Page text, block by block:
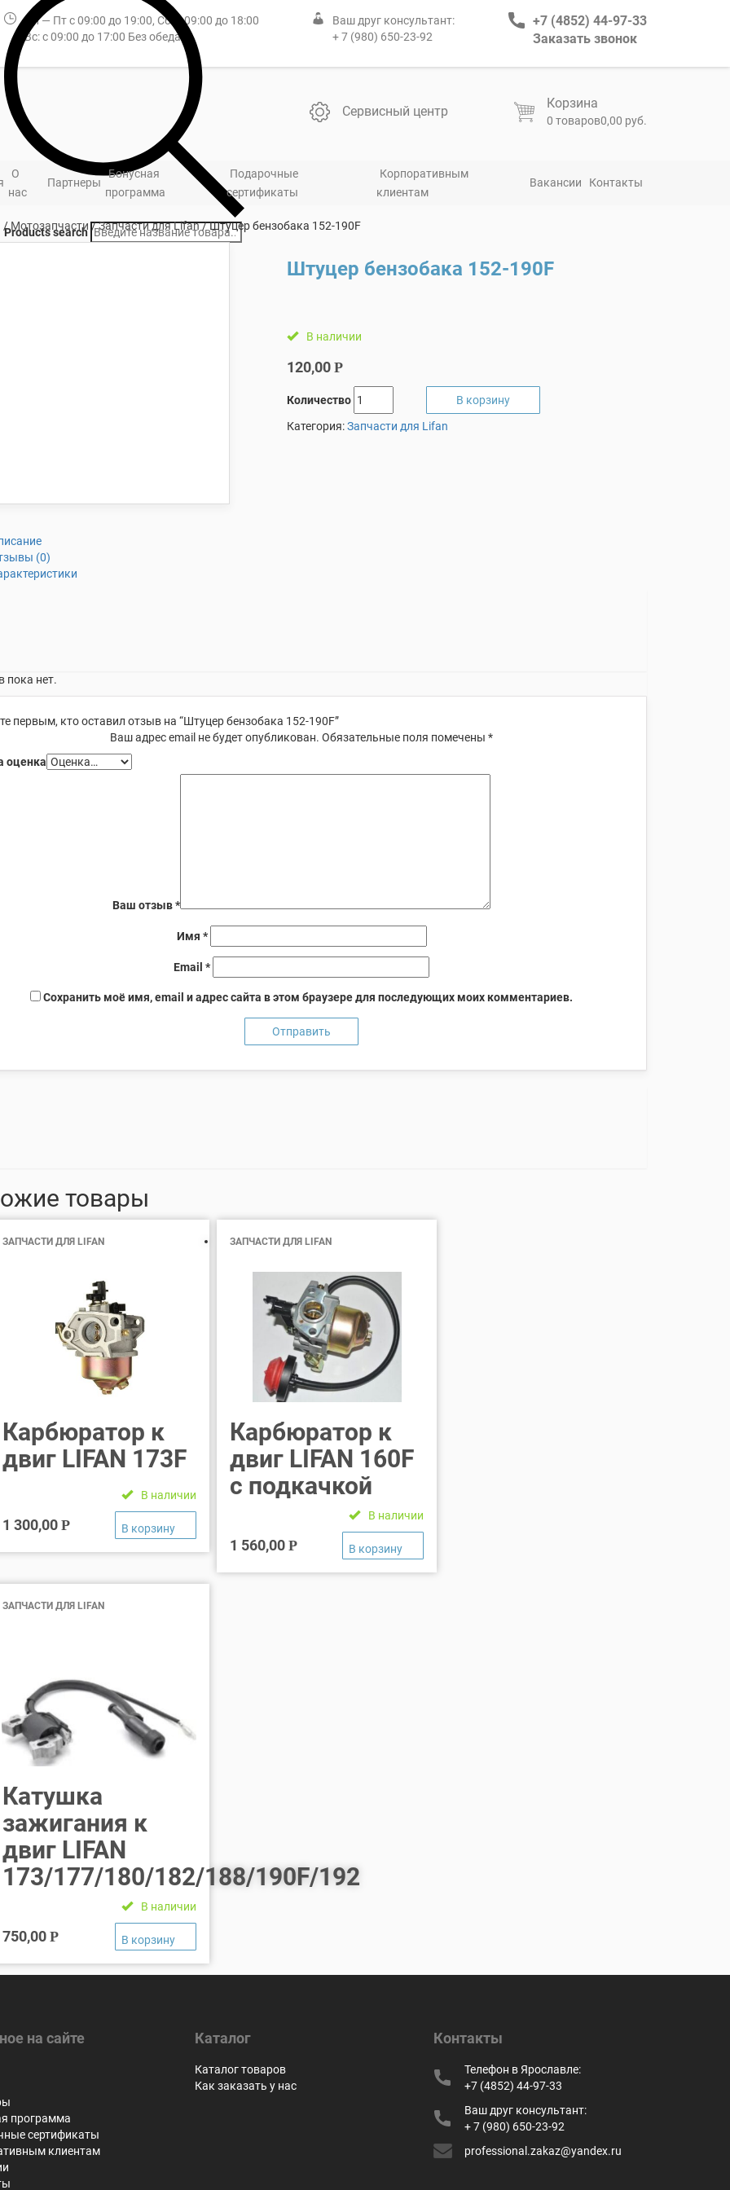
Пн — Пт с 09:00 до 19:00, Сб: с 09:00 до 18:00
Вс: с 09:00 до 17:00 Без обеда
Ваш друг консультант:
+ 7 (980) 650-23-92
+7 (4852) 44-97-33
Заказать звонок
Products search
Сервисный центр
Корзина
0 товаров0,00 руб.
О
нас
Партнеры
Бонусная
программа
Подарочные
сертификаты
Корпоративным
клиентам
Вакансии Контакты
/Мотозапчасти/Запчасти для Lifan/ Штуцер бензобака 152-190F
Штуцер бензобака 152-190F
В наличии
120,00Р
Количество
В корзину
Категория:Запчасти для Lifan
(0)
пока нет.
первым, кто оставил отзыв на “Штуцер бензобака 152-190F”
Ваш адрес email не будет опубликован. Обязательные поля помечены*
оценка
Ваш отзыв*
Имя *
Email*
Сохранить моё имя, email и адрес сайта в этом браузере для последующих моих комментариев.
товары
ЗАПЧАСТИ ДЛЯ LIFAN
Карбюратор к
двиг LIFAN 173F
В наличии
1 300,00 Р
ЗАПЧАСТИ ДЛЯ LIFAN
Карбюратор к
двиг LIFAN 160F
с подкачкой
В наличии
1 560,00Р
ЗАПЧАСТИ ДЛЯ LIFAN
Катушка
зажигания к
двиг LIFAN
173/177/180/182/188/190F/192
В наличии
750,00 Р
на сайте
программа
сертификаты
клиентам
Каталог
Каталог товаров
Как заказать у нас
Контакты
Телефон в Ярославле:
+7 (4852) 44-97-33
Ваш друг консультант:
+ 7 (980) 650-23-92
professional.zakaz@yandex.ru